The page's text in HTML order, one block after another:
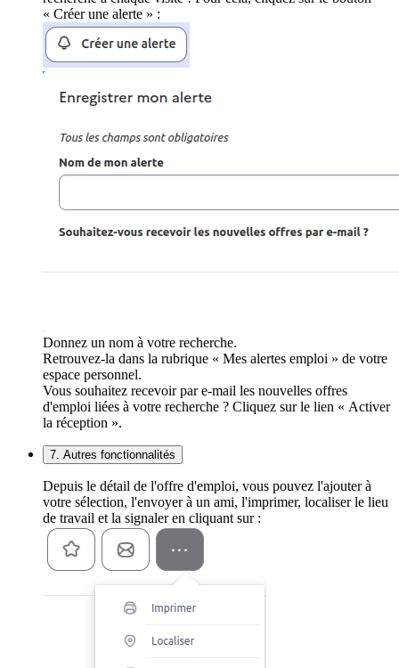
« Créer une alerte » :
Donnez un nom à votre recherche.
Retrouvez-la dans la rubrique « Mes alertes emploi » de votre
espace personnel.
Vous souhaitez recevoir par e-mail les nouvelles offres
d'emploi liées à votre recherche ? Cliquez sur le lien « Activer
la réception ».
7. Autres fonctionnalités
Depuis le détail de l'offre d'emploi, vous pouvez l'ajouter à
votre sélection, l'envoyer à un ami, l'imprimer, localiser le lieu
de travail et la signaler en cliquant sur :